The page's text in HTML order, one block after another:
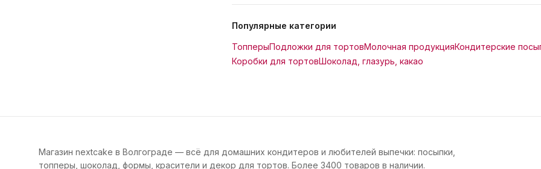
Популярные категории
ТопперыПодложки для тортовМолочная продукцияКондитерские
Коробки для тортовШоколад, глазурь, какао
Магазин nextcake в Волгограде — всё для домашних кондитеров и любителей выпечки: посыпки,
топперы, шоколад, формы, красители и декор для тортов. Более 3400 товаров в наличии.